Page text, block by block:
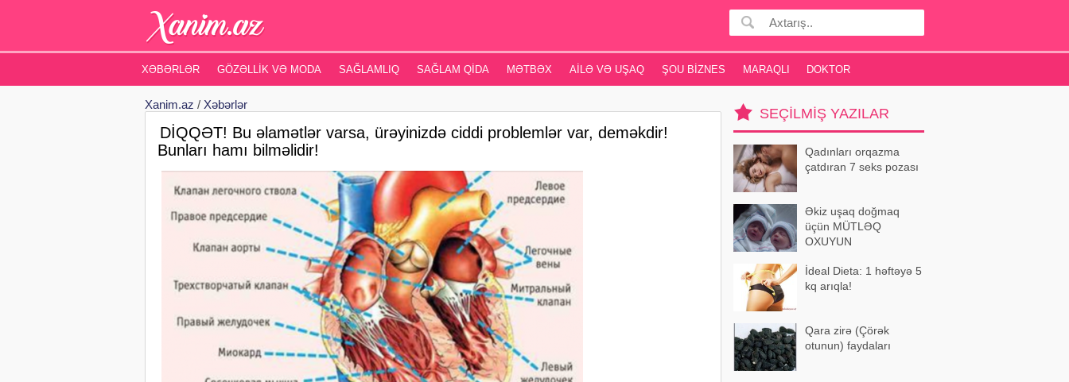
XƏBƏRLƏR GÖZƏLLIK VƏ MODA SAĞLAMLIQ SAĞLAM QIDA MƏTBƏX AILƏ VƏ UŞAQ ŞOU BIZNES MARAQLI DOKTOR
Xanim.az / Xəbərlər
DİQQƏT! Bu əlamətlər varsa, ürəyinizdə ciddi problemlər var, deməkdir!
Bunları hamı bilməlidir!
SEÇILMIŞ YAZILAR
Qadınları orqazma
çatdıran 7 seks pozası
Əkiz uşaq doğmaq
üçün MÜTLƏQ
OXUYUN
İdeal Dieta: 1 həftəyə 5
kq arıqla!
Qara zirə (Çörək
otunun) faydaları